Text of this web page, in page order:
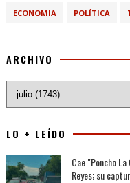
ECONOMIA POLÍTICA
ARCHIVO
LO + LEÍDO
Cae "Poncho
Reyes; su